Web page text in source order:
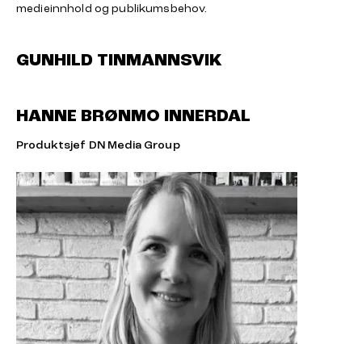
medieinnhold og publikumsbehov.
GUNHILD TINMANNSVIK
HANNE BRØNMO INNERDAL
Produktsjef DN Media Group